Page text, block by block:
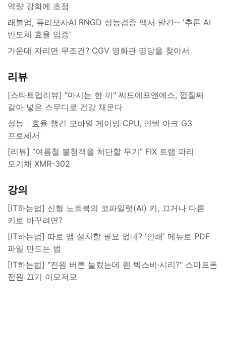
역량 강화에 초점
래블업, 퓨리오사AI RNGD 성능검증 백서 발간··· '추론 AI
반도체 효율 입증'
가운데 자리면 무조건? CGV 영화관 명당을 찾아서
리뷰
[스타트업리뷰] "마시는 한 끼" 씨드에프앤에스, 껍질째
갈아 넣은 스무디로 건강 채운다
성능ㆍ효율 챙긴 모바일 게이밍 CPU, 인텔 아크 G3
프로세서
[리뷰] “여름철 불청객을 처단할 무기” FIX 트랩 파리
모기채 XMR-302
강의
[IT하는법] 신형 노트북의 코파일럿(AI) 키, 끄거나 다른
키로 바꾸려면?
[IT하는법] 따로 앱 설치할 필요 없네? '인쇄' 메뉴로 PDF
파일 만드는 법
[IT하는법] "전원 버튼 눌렀는데 웬 빅스비·시리?" 스마트폰
전원 끄기 이모저모